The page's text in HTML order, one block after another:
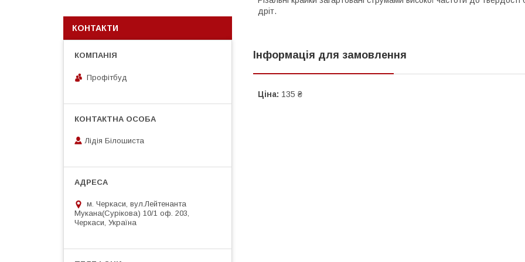
дріт.
Інформація для замовлення
Ціна: 135 ₴
КОНТАКТИ
Профітбуд
Лідія Білошиста
м. Черкаси, вул.Лейтенанта
Мукана(Сурікова) 10/1 оф. 203,
Черкаси, Україна